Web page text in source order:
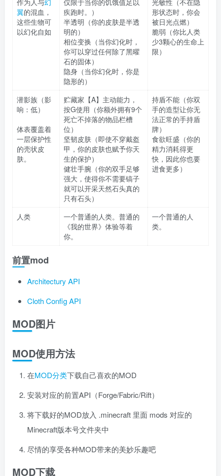
作为人与幻
翼的混血，
这些生物可
以幻化自如
仅限于当你的饥饿值足以
疾跑时。）
半透明（你的皮肤是半透
明的）
相位变换（当你幻化时，
你可以穿过任何除了黑曜
石的固体）
隐身（当你幻化时，你是
隐形的）
光敏性（不在隐
形状态时，你会
被日光点燃）
脆弱（你比人类
少3颗心的生命上
限）
潜影族（影
响：低）
体表覆盖着
一层保护性
的壳状皮
肤。
贮藏家【A】主动能力，
按G使用（你额外拥有9个
死亡不掉落的物品栏槽
位）
坚韧皮肤（即使不穿戴盔
甲，你的皮肤也赋予你天
生的保护）
健壮手腕（你的双手足够
强大，使得你不需要镐子
就可以开采天然石头真的
只有石头）
持盾不能（你双
手的造型让你无
法正常的手持盾
牌）
食欲旺盛（你的
精力消耗得更
快，因此你也要
进食更多）
人类
一个普通的人类。普通的
《我的世界》体验等着
你。
一个普通的人
类。
前置mod
Architectury API
Cloth Config API
MOD图片
MOD使用方法
在MOD分类下载自己喜欢的MOD
安装对应的前置API（Forge/Fabric/Rift）
将下载好的MOD放入 .minecraft 里面 mods 对应的
Minecraft版本号文件夹中
尽情的享受各种MOD带来的美妙乐趣吧
MOD下载